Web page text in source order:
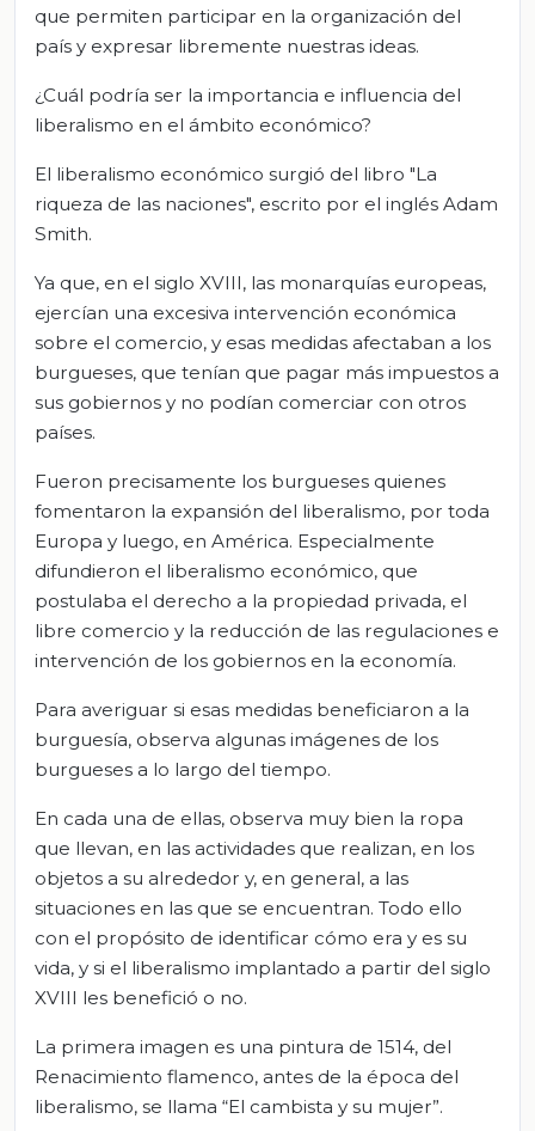
que permiten participar en la organización del
país y expresar libremente nuestras ideas.
¿Cuál podría ser la importancia e influencia del
liberalismo en el ámbito económico?
El liberalismo económico surgió del libro "La
riqueza de las naciones", escrito por el inglés Adam
Smith.
Ya que, en el siglo XVIII, las monarquías europeas,
ejercían una excesiva intervención económica
sobre el comercio, y esas medidas afectaban a los
burgueses, que tenían que pagar más impuestos a
sus gobiernos y no podían comerciar con otros
países.
Fueron precisamente los burgueses quienes
fomentaron la expansión del liberalismo, por toda
Europa y luego, en América. Especialmente
difundieron el liberalismo económico, que
postulaba el derecho a la propiedad privada, el
libre comercio y la reducción de las regulaciones e
intervención de los gobiernos en la economía.
Para averiguar si esas medidas beneficiaron a la
burguesía, observa algunas imágenes de los
burgueses a lo largo del tiempo.
En cada una de ellas, observa muy bien la ropa
que llevan, en las actividades que realizan, en los
objetos a su alrededor y, en general, a las
situaciones en las que se encuentran. Todo ello
con el propósito de identificar cómo era y es su
vida, y si el liberalismo implantado a partir del siglo
XVIII les benefició o no.
La primera imagen es una pintura de 1514, del
Renacimiento flamenco, antes de la época del
liberalismo, se llama “El cambista y su mujer”.